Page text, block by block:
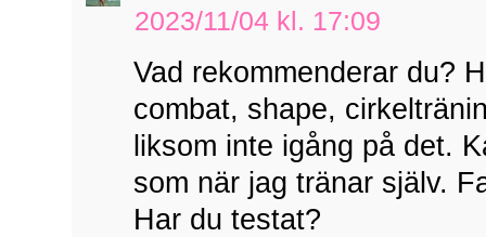
2023/11/04 kl. 17:09
Vad rekommenderar du?
combat, shape,
liksom inte igång på det.
som när jag tränar själv.
Har du testat?